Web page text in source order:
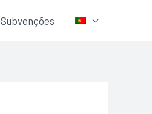
Subvenções